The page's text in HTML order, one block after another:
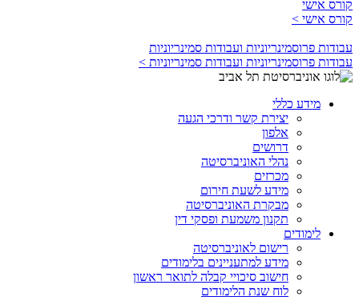
קורס אישי
קורס אישי >
עבודות פרוסמינריוניות ועבודות סמינריוניות
עבודות פרוסמינריוניות ועבודות סמינריוניות >
מידע כללי
יצירת קשר ודרכי הגעה
אלפון
דרושים
נהלי האוניברסיטה
מכרזים
מידע לשעת חירום
מבקרת האוניברסיטה
תקנון משמעת ופסקי דין
לימודים
רישום לאוניברסיטה
מידע למתעניינים בלימודים
חישוב סיכויי קבלה לתואר ראשון
לוח שנת הלימודים